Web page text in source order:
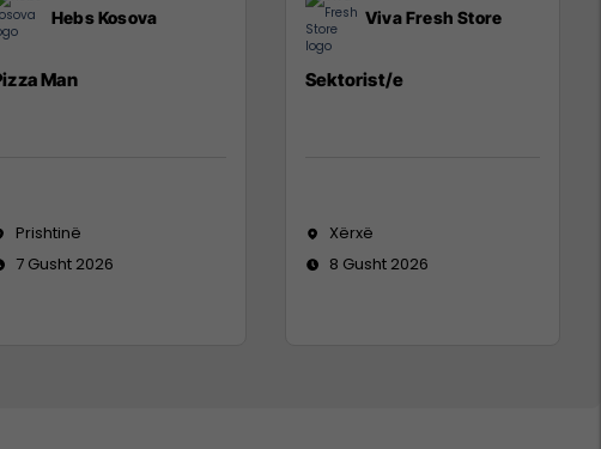
Hebs Kosova
Man
Prishtinë
7 Gusht 2026
Viva Fresh Store
Sektorist/e
Xërxë
8 Gusht 2026